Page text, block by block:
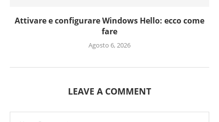
Attivare e configurare Windows Hello: ecco come
fare
Agosto 6, 2026
LEAVE A COMMENT